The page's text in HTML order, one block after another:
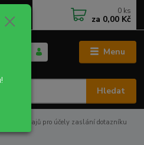
Menu
CZK
Hledat
0 ks
za 0,00 Kč
údajů pro účely zaslání dotazníku